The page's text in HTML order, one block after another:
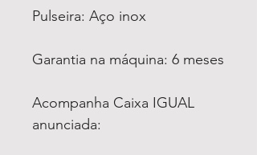
Pulseira: Aço inox
Garantia na máquina: 6 meses
Acompanha Caixa IGUAL
anunciada: